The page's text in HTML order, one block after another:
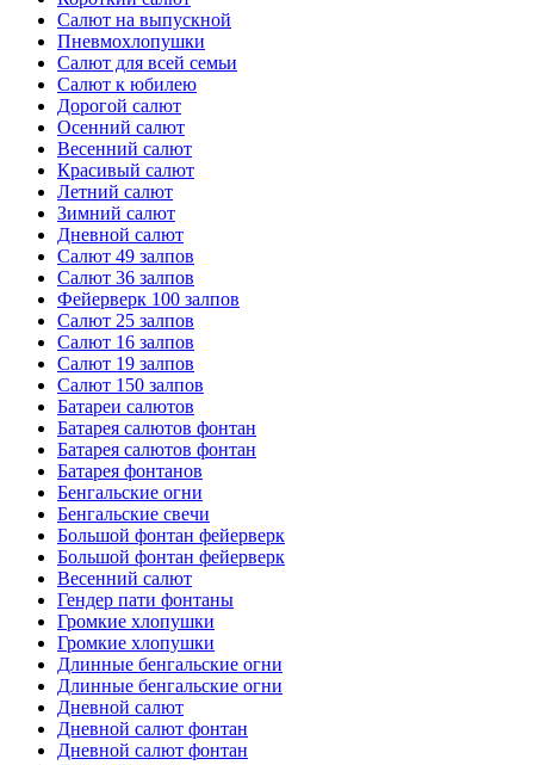
Салют на выпускной
Пневмохлопушки
Салют для всей семьи
Салют к юбилею
Дорогой салют
Осенний салют
Весенний салют
Красивый салют
Летний салют
Зимний салют
Дневной салют
Салют 49 залпов
Салют 36 залпов
Фейерверк 100 залпов
Салют 25 залпов
Салют 16 залпов
Салют 19 залпов
Салют 150 залпов
Батареи салютов
Батарея салютов фонтан
Батарея салютов фонтан
Батарея фонтанов
Бенгальские огни
Бенгальские свечи
Большой фонтан фейерверк
Большой фонтан фейерверк
Весенний салют
Гендер пати фонтаны
Громкие хлопушки
Громкие хлопушки
Длинные бенгальские огни
Длинные бенгальские огни
Дневной салют
Дневной салют фонтан
Дневной салют фонтан